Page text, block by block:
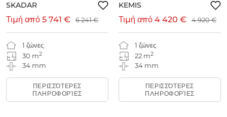
SKADAR
1 ζώνες
30 m2
34 mm
Τιμή από 5 741 € 6 241 €
ΠΕΡΙΣΣΌΤΕΡΕΣ
ΠΛΗΡΟΦΟΡΊΕΣ
KEMIS
1 ζώνες
22 m2
34 mm
Τιμή από 4 420 € 4 920 €
ΠΕΡΙΣΣΌΤΕΡΕΣ
ΠΛΗΡΟΦΟΡΊΕΣ